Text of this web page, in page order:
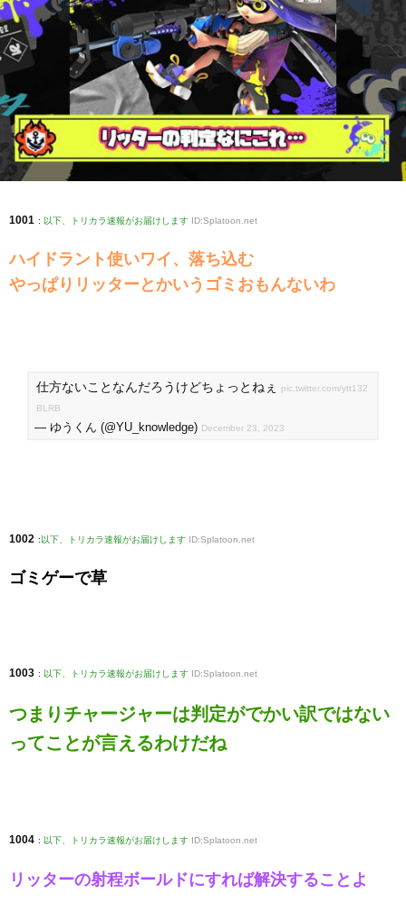
1001 : 以下、トリカラ速報がお届けします ID:Splatoon.net
ハイドラント使いワイ、落ち込む
やっぱりリッターとかいうゴミおもんないわ
仕方ないことなんだろうけどちょっとねぇ
pic.twitter.com/ytt132
BLRB
— ゆうくん (@YU_knowledge) December 23, 2023
1002 : 以下、トリカラ速報がお届けします ID:Splatoon.net
ゴミゲーで草
1003 : 以下、トリカラ速報がお届けします ID:Splatoon.net
つまりチャージャーは判定がでかい訳ではない
ってことが言えるわけだね
1004 : 以下、トリカラ速報がお届けします ID:Splatoon.net
リッターの射程ボールドにすれば解決することよ